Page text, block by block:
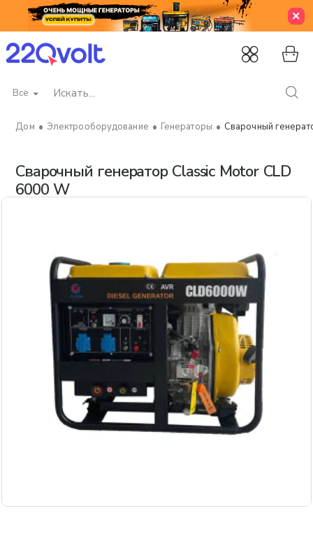
Все
Искать...
Сварочный генератор Classic Motor CLD
6000 W
Электрооборудование Генераторы Сварочный